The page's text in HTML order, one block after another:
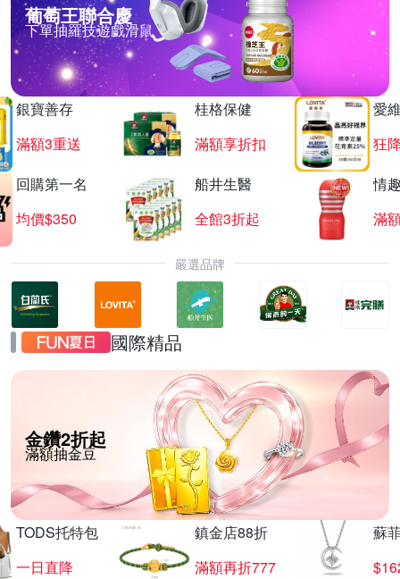
葡萄王聯合慶
下單抽羅技遊戲滑鼠
銀寶善存
滿額3重送
桂格保健
滿額享折扣
愛
狂
回購第一名
均價$350
船井生醫
全館3折起
情
滿
嚴選品牌
國際精品
金鑽2折起
滿額抽金豆
TODS托特包
一日直降
鎮金店88折
滿額再折777
蘇